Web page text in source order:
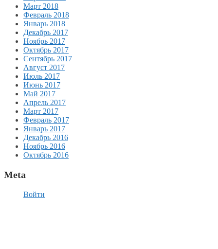
Март 2018
Февраль 2018
Январь 2018
Декабрь 2017
Ноябрь 2017
Октябрь 2017
Сентябрь 2017
Август 2017
Июль 2017
Июнь 2017
Май 2017
Апрель 2017
Март 2017
Февраль 2017
Январь 2017
Декабрь 2016
Ноябрь 2016
Октябрь 2016
Meta
Войти